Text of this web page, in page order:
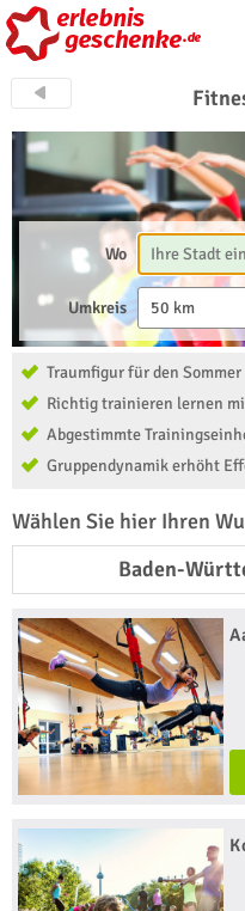
Wo
Umkreis 50 km
Traumfigur für den Sommer
Richtig trainieren lernen
Abgestimmte
Gruppendynamik erhöht
Wählen Sie hier Ihren
Baden-